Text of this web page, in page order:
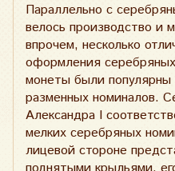
Параллельно с
велось производство и
впрочем, несколько
оформления
монеты были популярны
разменных номиналов.
Александра I
мелких серебряных
лицевой стороне